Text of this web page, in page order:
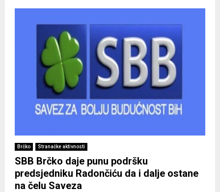
Brčko Stranačke aktivnosti
SBB Brčko daje punu podršku
predsjedniku Radončiću da i dalje ostane
na čelu Saveza